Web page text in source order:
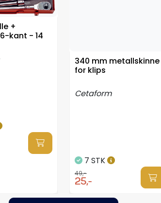
+
kant - 14
340 mm metallskinne
for klips
Cetaform
7 STK
49,-
25,-